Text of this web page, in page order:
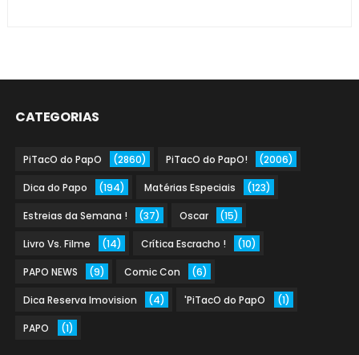
CATEGORIAS
PiTacO do PapO (2860) PiTacO do PapO! (2006)
Dica do Papo (194) Matérias Especiais (123)
Estreias da Semana ! (37) Oscar (15)
Livro Vs. Filme (14) Crítica Escracho ! (10)
PAPO NEWS (9) Comic Con (6)
Dica Reserva Imovision (4) 'PiTacO do PapO (1)
PAPO (1)